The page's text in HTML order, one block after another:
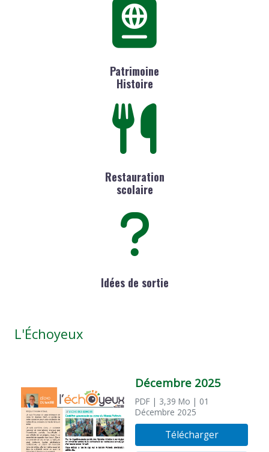
Patrimoine
Histoire
Restauration
scolaire
Idées de sortie
L'Échoyeux
Décembre 2025
PDF | 3,39 Mo | 01
Décembre 2025
Télécharger